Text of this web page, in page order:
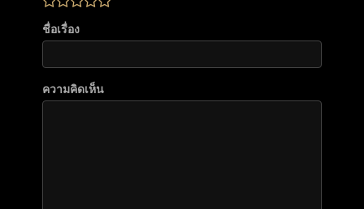
ชื่อเรื่อง
ความคิดเห็น